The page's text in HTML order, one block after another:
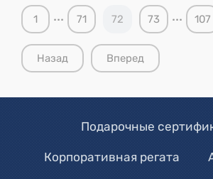
1 ... 71 72 73 ... 107
Назад Вперед
Подарочные
Корпоративная регата